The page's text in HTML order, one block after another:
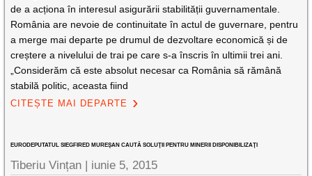
de a acționa în interesul asigurării stabilității guvernamentale.
România are nevoie de continuitate în actul de guvernare, pentru
a merge mai departe pe drumul de dezvoltare economică și de
creștere a nivelului de trai pe care s-a înscris în ultimii trei ani.
„Considerăm că este absolut necesar ca România să rămână
stabilă politic, aceasta fiind
CITEȘTE MAI DEPARTE
EURODEPUTATUL SIEGFIRED MUREŞAN CAUTĂ SOLUŢII PENTRU MINERII DISPONIBILIZAŢI
Tiberiu Vințan | iunie 5, 2015